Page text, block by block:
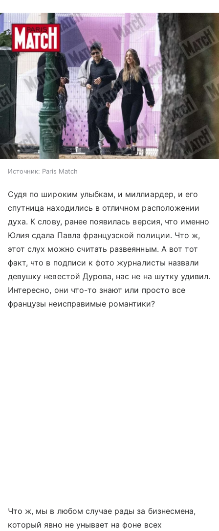
Источник: Paris Match
Судя по широким улыбкам, и миллиардер, и его
спутница находились в отличном расположении
духа. К слову, ранее появилась версия, что именно
Юлия сдала Павла французской полиции. Что ж,
этот слух можно считать развеянным. А вот тот
факт, что в подписи к фото журналисты назвали
девушку невестой Дурова, нас не на шутку удивил.
Интересно, они что-то знают или просто все
французы неисправимые романтики?
Что ж, мы в любом случае рады за бизнесмена,
который явно не унывает на фоне всех